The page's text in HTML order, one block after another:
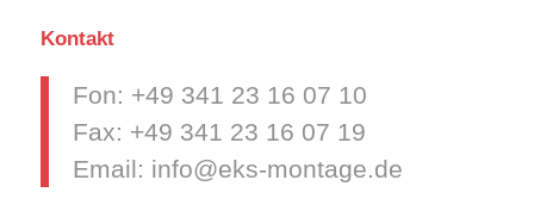
Kontakt
Fon: +49 341 23 16 07 10
Fax: +49 341 23 16 07 19
Email: info@eks-montage.de